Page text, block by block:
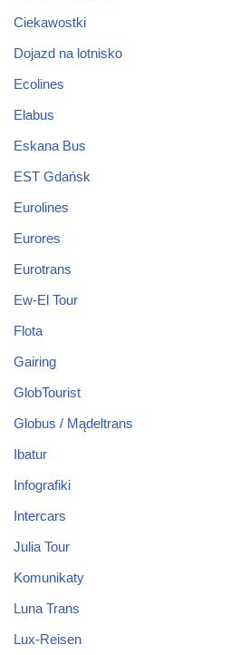
Ciekawostki
Dojazd na lotnisko
Ecolines
Elabus
Eskana Bus
EST Gdańsk
Eurolines
Eurores
Eurotrans
Ew-El Tour
Flota
Gairing
GlobTourist
Globus / Mądeltrans
Ibatur
Infografiki
Intercars
Julia Tour
Komunikaty
Luna Trans
Lux-Reisen